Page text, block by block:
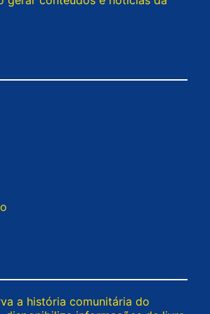
a história comunitária do